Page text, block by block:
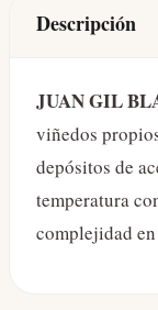
Descripción
JUAN GIL
viñedos
depósitos de
temperatura
complejidad